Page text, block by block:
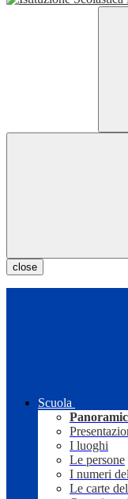
close
Scuola
I luoghi
Le persone
I numeri
Le carte